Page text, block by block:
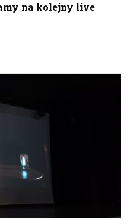
na kolejny live